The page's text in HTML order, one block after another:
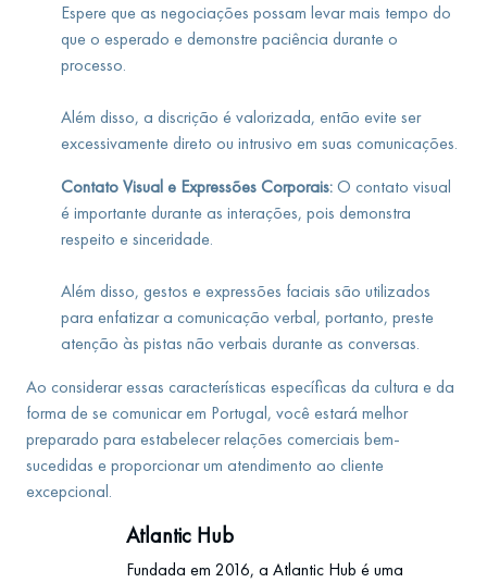
Espere que as negociações possam levar mais tempo do
que o esperado e demonstre paciência durante o
processo.
Além disso, a discrição é valorizada, então evite ser
excessivamente direto ou intrusivo em suas comunicações.
Contato Visual e Expressões Corporais: O contato visual
é importante durante as interações, pois demonstra
respeito e sinceridade.
Além disso, gestos e expressões faciais são utilizados
para enfatizar a comunicação verbal, portanto, preste
atenção às pistas não verbais durante as conversas.
Ao considerar essas características específicas da cultura e da
forma de se comunicar em Portugal, você estará melhor
preparado para estabelecer relações comerciais bem-
sucedidas e proporcionar um atendimento ao cliente
excepcional.
Atlantic Hub
Fundada em 2016, a Atlantic Hub é uma